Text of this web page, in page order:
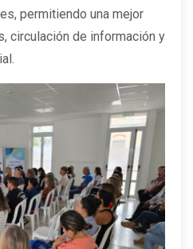
permitiendo una mejor
circulación de información y